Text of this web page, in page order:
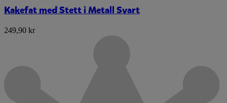
Kakefat med Stett i Metall Svart
249,90 kr